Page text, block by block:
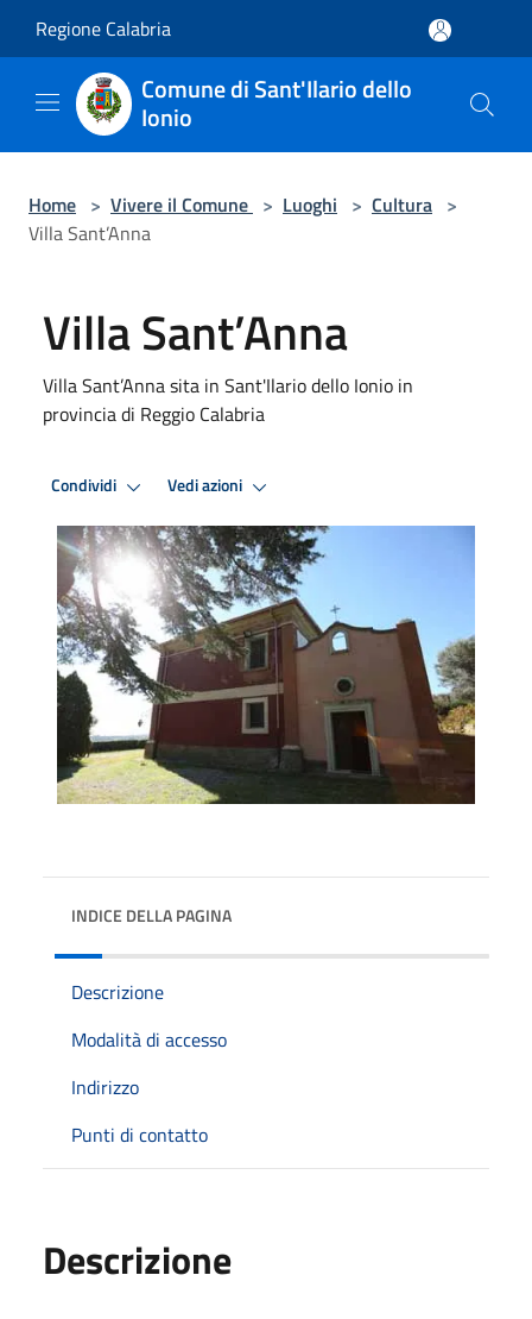
Regione Calabria
Comune di Sant'Ilario dello
Ionio
Home > Vivere il Comune > Luoghi > Cultura >
Villa Sant’Anna
Villa Sant’Anna
Villa Sant’Anna sita in Sant'Ilario dello Ionio in
provincia di Reggio Calabria
Condividi Vedi azioni
INDICE DELLA PAGINA
Descrizione
Modalità di accesso
Indirizzo
Punti di contatto
Descrizione